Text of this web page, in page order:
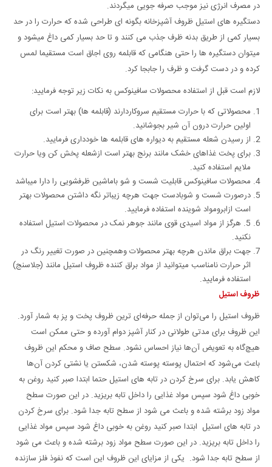
در مصرف انرژی نیز موجب صرفه جویی میگردند.
دستگیره های استیل ظروف آشپزخانه بگونه ای طراحی شده که حرارت را در حد
بسیار کمی از طریق بدنه ظرف جذب می کنند و تا حد بسیار کمی داغ میشود و
میتوان دستگیره ها را حتی هنگامی که قابلمه روی اجاق است مستقیما لمس
کرده و در دست گرفت و ظرف را جابجا کرد.
لازم است قبل از استفاده محصولات سافینوکس به نکات زیر توجه فرمایید:
محصولاتی که با حرارت مستقیم سروکاردارند (قابلمه ها) بهتر است برای
اولین حرارت درون آن شیر بجوشانید.
از رسیدن شعله مستقیم به دیواره های قابلمه ها خودداری فرمایید.
برای پخت غذاهای خشک مانند برنج بهتر است ازشعله پخش کن ویا حرارت
ملایم استفاده کنید.
محصولات سافینوکس قابلیت شست و شو باماشین ظرفشویی را دارا میباشد
درصورت شست و شوبادست جهت هرچه زیباتر نگه داشتن محصولات بهتر
است ازابرومواد شوینده استفاده فرمایید.
5. هرگز از مواد اسیدی قوی مانند جوهر نمک در محصولات استیل استفاده
نکنید.
جهت براق ماندن هرچه بهتر محصولات وهمچنین در صورت تغییر رنگ در
اثر حرارت نامناسب میتوانید از مواد براق کننده ظروف استیل مانند (جلاسنج)
استفاده فرمایید.
ظروف استیل
ظروف استیل را می‌توان از جمله حرفه‌ای ترین ظروف پخت و پز به شمار آورد.
این ظروف برای مدتی طولانی در کنار آشپز دوام آورده و حتی ممکن است
هیچ‌گاه به تعویض آن‌ها نیاز احساس نشود. سطح صاف و محکم این ظروف
باعث می‌شود که احتمال پوسته پوسته شدن، شکستن یا نشتی کردن آن‌ها
کاهش یابد. برای سرخ کردن در تابه های استیل حتما ابتدا صبر کنید روغن به
خوبی داغ شود سپس مواد غذایی را داخل تابه بریزید. در این صورت سطح
مواد زود برشته شده و باعث می شود از سطح تابه جدا شود. برای سرخ کردن
در تابه های استیل ابتدا صبر کنید روغن به خوبی داغ شود سپس مواد غذایی
را داخل تابه بریزید. در این صورت سطح مواد زود برشته شده و باعث می شود
از سطح تابه جدا شود. یکی از مزایای این ظروف این است که نفوذ فلز سازنده